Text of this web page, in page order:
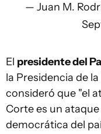
— Juan M.
El presidente del
la Presidencia de
consideró que "el
Corte es un
democrática del